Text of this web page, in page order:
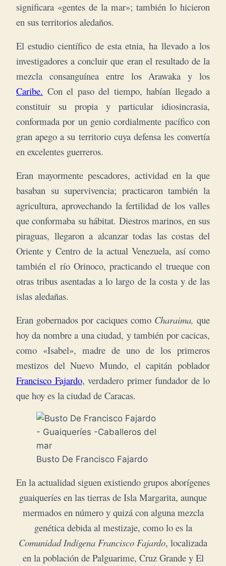
significara «gentes de la mar»; también lo hicieron
en sus territorios aledaños.
El estudio científico de esta etnia, ha llevado a los
investigadores a concluir que eran el resultado de la
mezcla consanguínea entre los Arawaka y los
Caribe. Con el paso del tiempo, habían llegado a
constituir su propia y particular idiosincrasia,
conformada por un genio cordialmente pacífico con
gran apego a su territorio cuya defensa les convertía
en excelentes guerreros.
Eran mayormente pescadores, actividad en la que
basaban su supervivencia; practicaron también la
agricultura, aprovechando la fertilidad de los valles
que conformaba su hábitat. Diestros marinos, en sus
piraguas, llegaron a alcanzar todas las costas del
Oriente y Centro de la actual Venezuela, así como
también el río Orinoco, practicando el trueque con
otras tribus asentadas a lo largo de la costa y de las
islas aledañas.
Eran gobernados por caciques como Charaima, que
hoy da nombre a una ciudad, y también por cacicas,
como «Isabel», madre de uno de los primeros
mestizos del Nuevo Mundo, el capitán poblador
Francisco Fajardo, verdadero primer fundador de lo
que hoy es la ciudad de Caracas.
Busto De Francisco Fajardo
En la actualidad siguen existiendo grupos aborígenes
guaiqueríes en las tierras de Isla Margarita, aunque
mermados en número y quizá con alguna mezcla
genética debida al mestizaje, como lo es la
Comunidad Indígena Francisco Fajardo, localizada
en la población de Palguarime, Cruz Grande y El